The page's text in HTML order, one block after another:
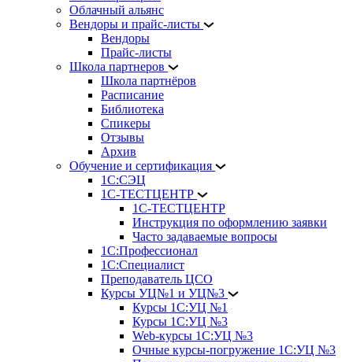
Облачный альянс
Вендоры и прайс-листы
Вендоры
Прайс-листы
Школа партнеров
Школа партнёров
Расписание
Библиотека
Спикеры
Отзывы
Архив
Обучение и сертификация
1С:СЭЦ
1С-ТЕСТЦЕНТР
1С-ТЕСТЦЕНТР
Инструкция по оформлению заявки
Часто задаваемые вопросы
1С:Профессионал
1С:Специалист
Преподаватель ЦСО
Курсы УЦ№1 и УЦ№3
Курсы 1С:УЦ №1
Курсы 1С:УЦ №3
Web-курсы 1С:УЦ №3
Очные курсы-погружение 1С:УЦ №3